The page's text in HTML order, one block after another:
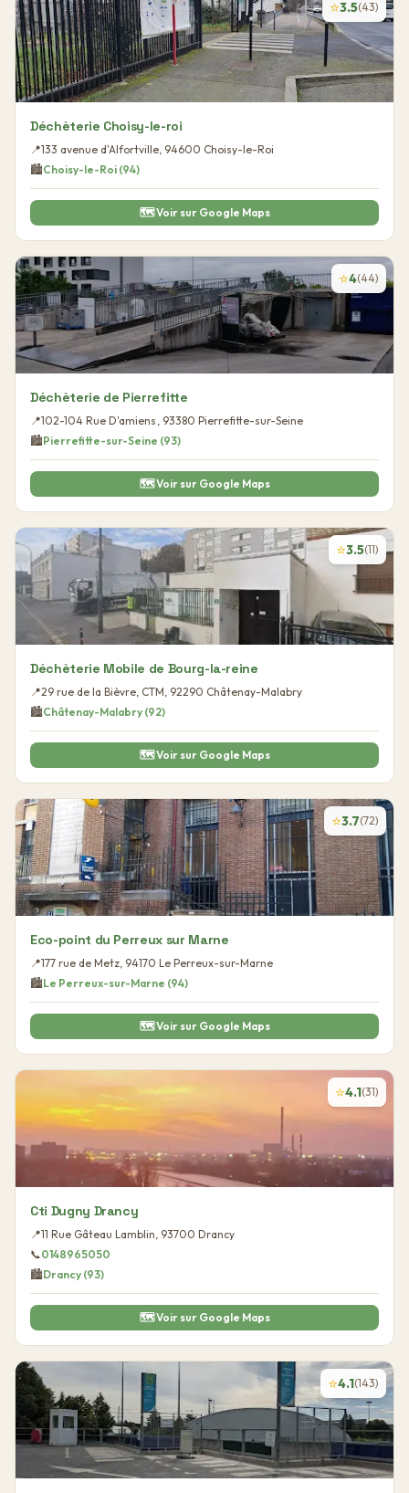
⭐3.5(43)
Déchèterie Choisy-le-roi
📍133 avenue d'Alfortville, 94600 Choisy-le-Roi
🏙️Choisy-le-Roi (94)
🗺️ Voir sur Google Maps
⭐4(44)
Déchèterie de Pierrefitte
📍102-104 Rue D'amiens , 93380 Pierrefitte-sur-Seine
🏙️Pierrefitte-sur-Seine (93)
🗺️ Voir sur Google Maps
⭐3.5(11)
Déchèterie Mobile de Bourg-la-reine
📍29 rue de la Bièvre, CTM, 92290 Châtenay-Malabry
🏙️Châtenay-Malabry (92)
🗺️ Voir sur Google Maps
⭐3.7(72)
Eco-point du Perreux sur Marne
📍177 rue de Metz, 94170 Le Perreux-sur-Marne
🏙️Le Perreux-sur-Marne (94)
🗺️ Voir sur Google Maps
⭐4.1(31)
Cti Dugny Drancy
📍11 Rue Gâteau Lamblin, 93700 Drancy
📞0148965050
🏙️Drancy (93)
🗺️ Voir sur Google Maps
⭐4.1(143)